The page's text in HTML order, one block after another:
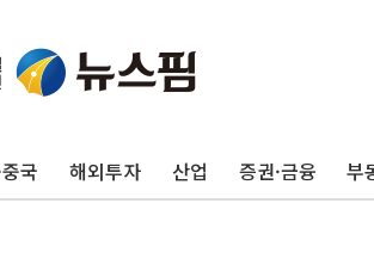
국 해외투자 산업 증권·금융 부
매파 기세 꺾이나…고용 감소에 9월 동결 전망 우
] 이슬람 수니파 3국, '공동방위협정' 체결… 이스
법원, 백악관 무도회장 공사 중단 명령…트럼프
심 원유 수출항 '하르그섬', 최근 1주일 이상 '올